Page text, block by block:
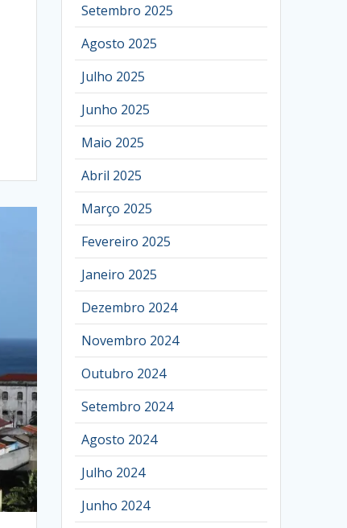
Setembro 2025
Agosto 2025
Julho 2025
Junho 2025
Maio 2025
Abril 2025
Março 2025
Fevereiro 2025
Janeiro 2025
Dezembro 2024
Novembro 2024
Outubro 2024
Setembro 2024
Agosto 2024
Julho 2024
Junho 2024